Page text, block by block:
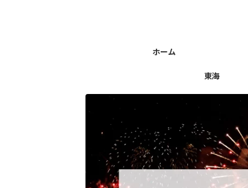
ホーム
東海